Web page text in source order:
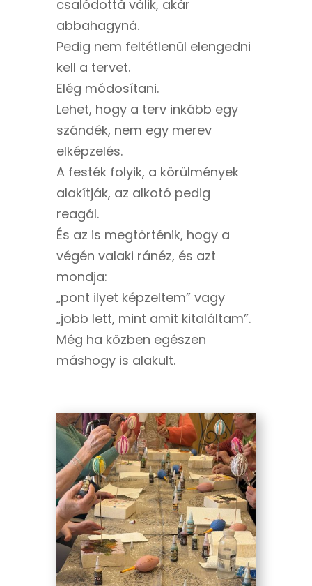
csalódottá válik, akár
abbahagyná.
Pedig nem feltétlenül elengedni
kell a tervet.
Elég módosítani.
Lehet, hogy a terv inkább egy
szándék, nem egy merev
elképzelés.
A festék folyik, a körülmények
alakítják, az alkotó pedig
reagál.
És az is megtörténik, hogy a
végén valaki ránéz, és azt
mondja:
„pont ilyet képzeltem” vagy
„jobb lett, mint amit kitaláltam”.
Még ha közben egészen
máshogy is alakult.